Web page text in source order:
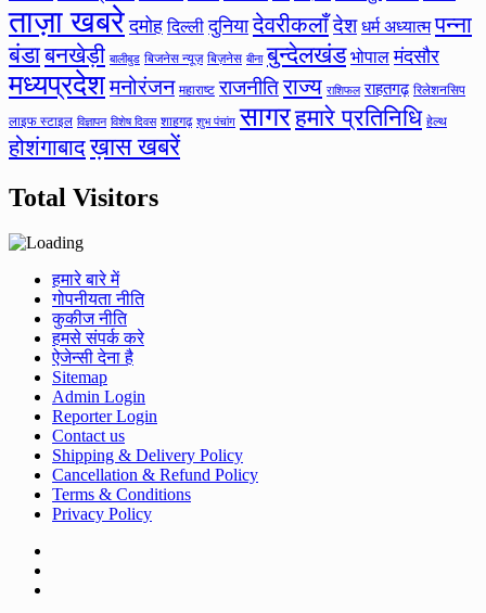
ताज़ा खबरे दमोह दिल्ली दुनिया देवरीकलाँदेश धर्म अध्यात्म पन्ना
बंडाबनखेड़ी बालीबुड बिजनेस न्यूज़ बिज़नेस बीना बुन्देलखंड भोपाल मंदसौर
मध्यप्रदेशमनोरंजन महाराष्ट राजनीतिराज्य राशिफल राहतगढ़ रिलेशनसिप
लाइफ स्टाइल विज्ञापन विशेष दिवस शाहगढ़ शुभ पंचांग सागरहमारे प्रतिनिधि हेल्थ
होशंगाबादख़ास खबरें
Total Visitors
हमारे बारे में
गोपनीयता नीति
कुकीज नीति
हमसे संपर्क करे
ऐजेन्सी देना है
Sitemap
Admin Login
Reporter Login
Contact us
Shipping & Delivery Policy
Cancellation & Refund Policy
Terms & Conditions
Privacy Policy